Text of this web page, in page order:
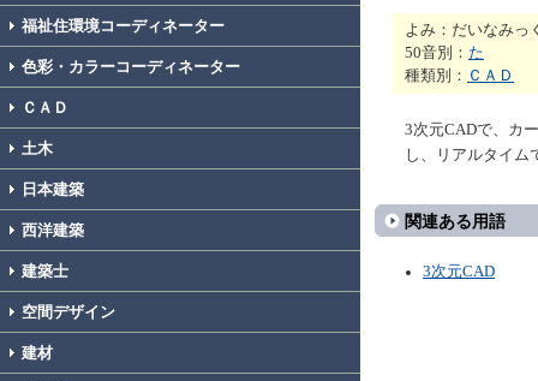
福祉住環境コーディネーター
色彩・カラーコーディネーター
ＣＡＤ
土木
日本建築
西洋建築
建築士
空間デザイン
建材
よみ：だいなみっ
50音別： た
種類別： ＣＡＤ
3次元CADで、カ
し、リアルタイム
関連ある用語
3次元CAD